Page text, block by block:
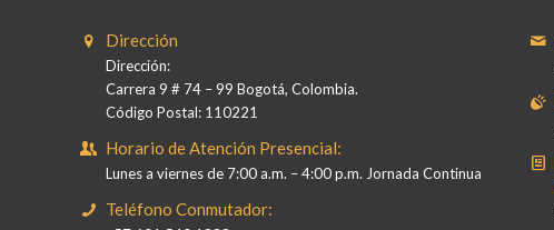
Dirección
Dirección:
Carrera 9 # 74 – 99 Bogotá, Colombia.
Código Postal: 110221
Horario de Atención Presencial:
Lunes a viernes de 7:00 a.m. – 4:00 p.m. Jornada Continua
Teléfono Conmutador: